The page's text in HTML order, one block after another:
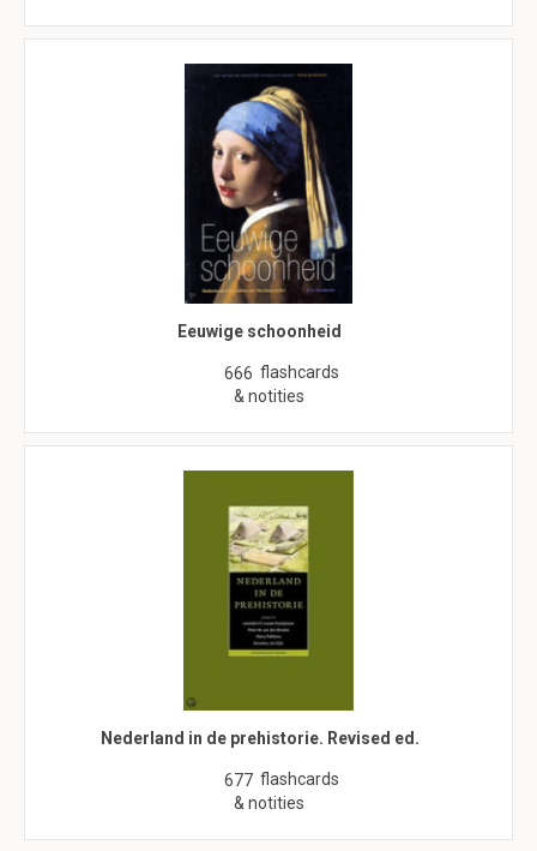
Eeuwige schoonheid
666 flashcards
& notities
Nederland in de prehistorie. Revised ed.
677 flashcards
& notities